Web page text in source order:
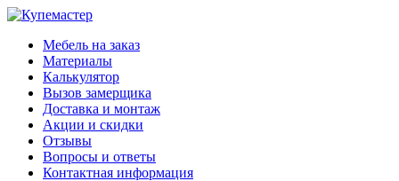
Мебель на заказ
Материалы
Калькулятор
Вызов замерщика
Доставка и монтаж
Акции и скидки
Отзывы
Вопросы и ответы
Контактная информация